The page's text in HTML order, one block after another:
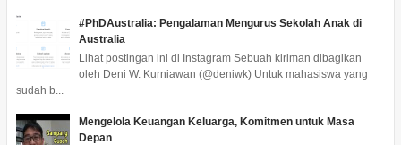
#PhDAustralia: Pengalaman Mengurus Sekolah Anak di
Australia
Lihat postingan ini di Instagram Sebuah kiriman dibagikan
oleh Deni W. Kurniawan (@deniwk) Untuk mahasiswa yang
sudah b...
Mengelola Keuangan Keluarga, Komitmen untuk Masa
Depan